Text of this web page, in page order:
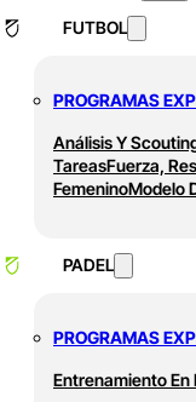
FUTBOL
PROGRAMAS
Análisis Y
TareasFuerza,
FemeninoModelo
PADEL
PROGRAMAS
Entrenamiento En